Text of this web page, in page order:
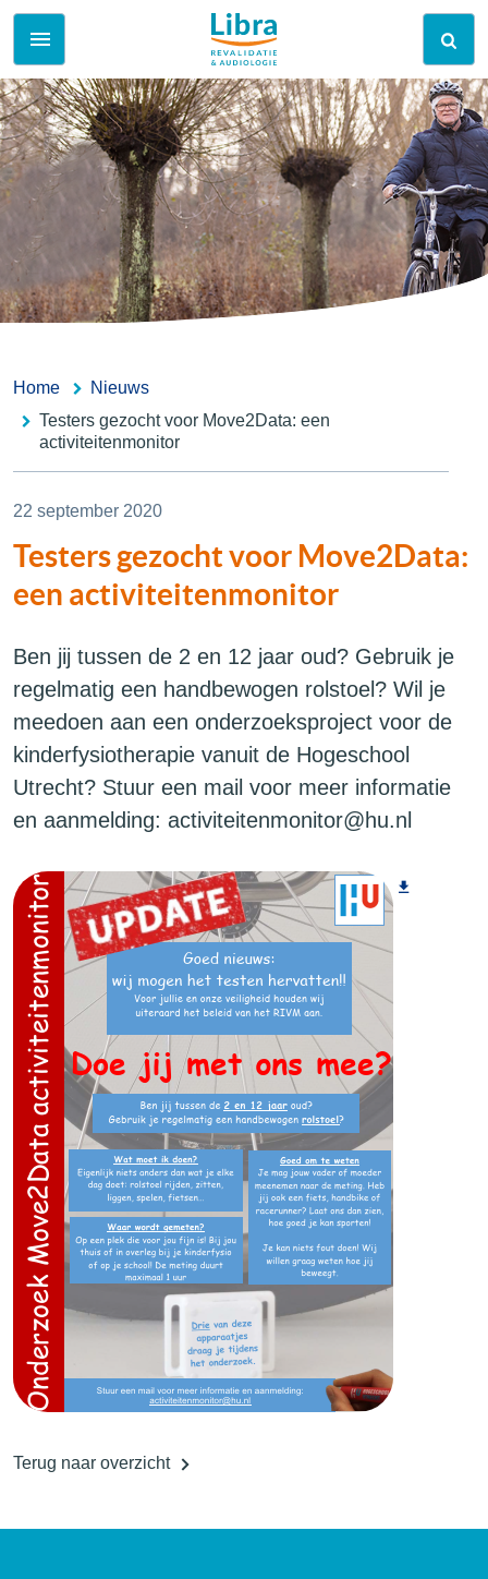
Home
Nieuws
Testers gezocht voor Move2Data: een
activiteitenmonitor
22 september 2020
Testers gezocht voor Move2Data:
een activiteitenmonitor
Ben jij tussen de 2 en 12 jaar oud? Gebruik je
regelmatig een handbewogen rolstoel? Wil je
meedoen aan een onderzoeksproject voor de
kinderfysiotherapie vanuit de Hogeschool
Utrecht? Stuur een mail voor meer informatie
en aanmelding: activiteitenmonitor@hu.nl
Terug naar overzicht